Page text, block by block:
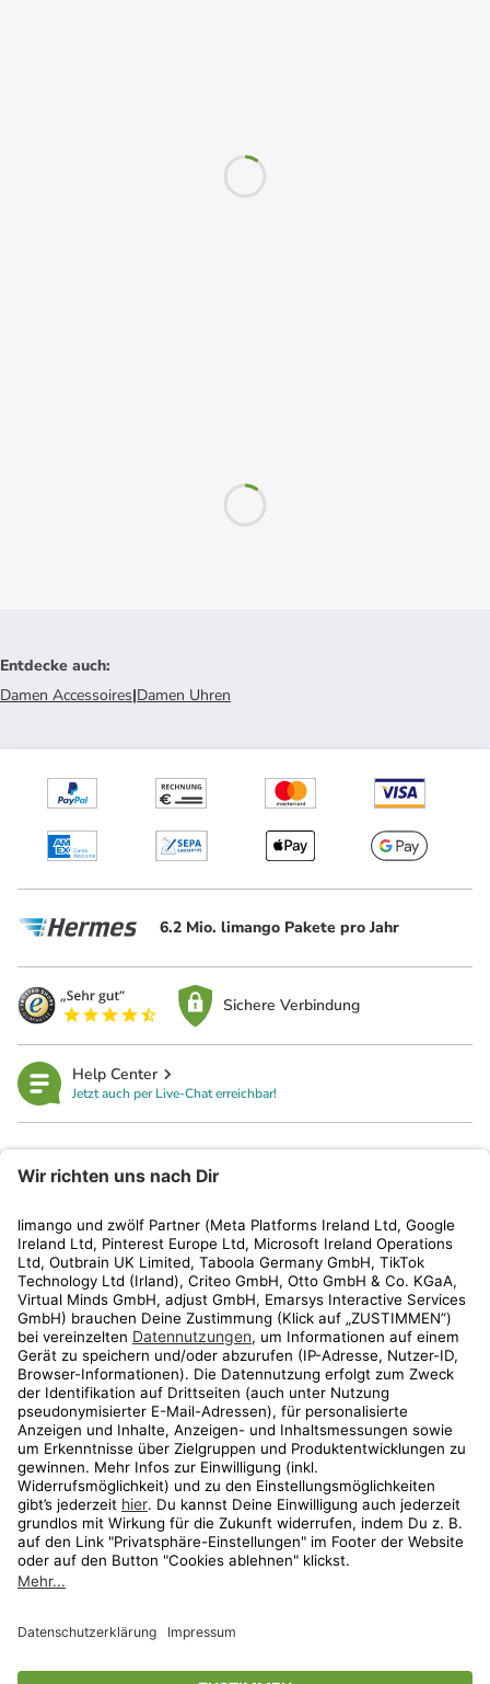
Entdecke auch:
Damen Accessoires|Damen Uhren
6.2 Mio. limango Pakete pro Jahr
Sichere Verbindung
Help Center
Jetzt auch per Live-Chat erreichbar!
Kundenservice
Shop
Aktionen
Travel